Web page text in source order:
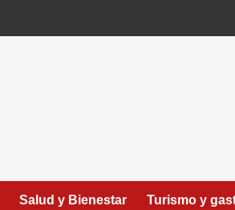
Salud y Bienestar Turismo y